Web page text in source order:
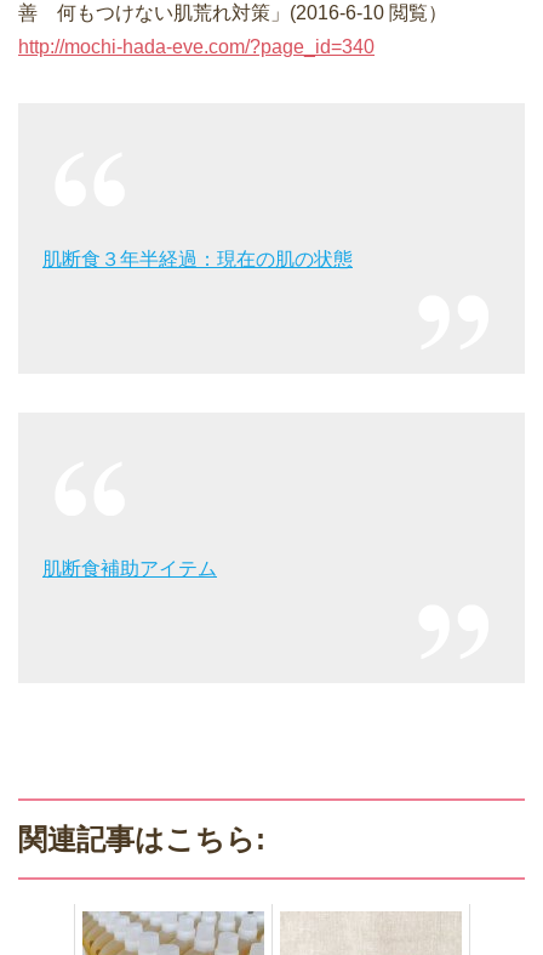
善 何もつけない肌荒れ対策」(2016-6-10 閲覧）
http://mochi-hada-eve.com/?page_id=340
肌断食３年半経過：現在の肌の状態
肌断食補助アイテム
関連記事はこちら: